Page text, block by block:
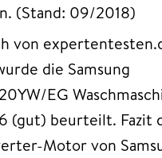
(Stand: 09/2018)
von
die Samsung
EG
(gut) beurteilt. Fazit
Motor von